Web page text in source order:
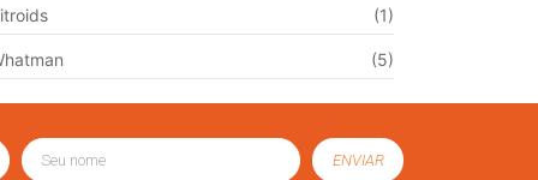
(1)
(5)
ENVIAR